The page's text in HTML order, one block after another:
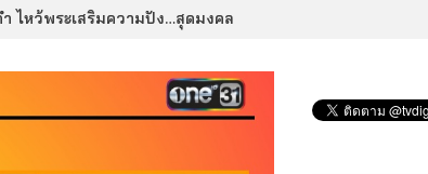
ไหว้พระเสริมความปัง…สุดมงคล